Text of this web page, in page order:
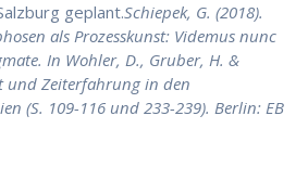
geplant.Schiepek, G. (2018).
als Prozesskunst: Videmus nunc
In Wohler, D., Gruber, H. &
und Zeiterfahrung in den
(S. 109-116 und 233-239). Berlin: EB